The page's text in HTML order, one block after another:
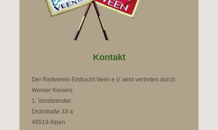
Kontakt
Der Reitverein Eintracht Veen e.V. wird vertreten durch:
Werner Keisers
1. Vorsitzender
Dickstraße 33 a
46519 Alpen